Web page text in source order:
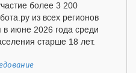
более 3 200
из всех регионов
июне 2026 года среди
старше 18 лет.